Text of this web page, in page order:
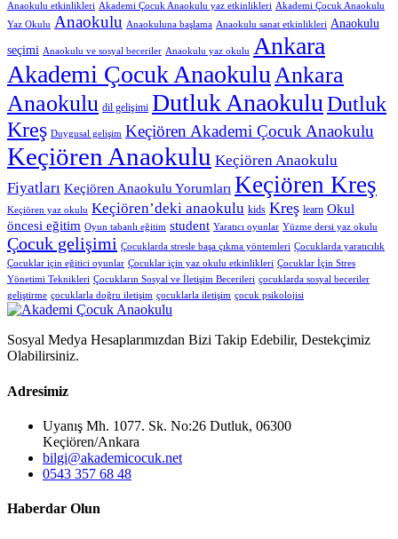
Anaokulu etkinlikleri Akademi Çocuk Anaokulu yaz etkinlikleri Akademi Çocuk Anaokulu
Yaz Okulu Anaokulu Anaokuluna başlama Anaokulu sanat etkinlikleri Anaokulu
seçimi Anaokulu ve sosyal beceriler Anaokulu yaz okulu Ankara
Akademi Çocuk AnaokuluAnkara
Anaokulu dil gelişimi Dutluk AnaokuluDutluk
Kreş Duygusal gelişim Keçiören Akademi Çocuk Anaokulu
Keçiören Anaokulu Keçiören Anaokulu
Fiyatları Keçiören Anaokulu Yorumları Keçiören Kreş
Keçiören yaz okulu Keçiören’deki anaokulu kids Kreş learn Okul
öncesi eğitim Oyun tabanlı eğitim student Yaratıcı oyunlar Yüzme dersi yaz okulu
Çocuk gelişimi Çocuklarda stresle başa çıkma yöntemleri Çocuklarda yaratıcılık
Çocuklar için eğitici oyunlar Çocuklar için yaz okulu etkinlikleri Çocuklar İçin Stres
Yönetimi Teknikleri Çocukların Sosyal ve İletişim Becerileri çocuklarda sosyal beceriler
geliştirme çocuklarla doğru iletişim çocuklarla iletişim çocuk psikolojisi
Sosyal Medya Hesaplarımızdan Bizi Takip Edebilir, Destekçimiz
Olabilirsiniz.
Adresimiz
Uyanış Mh. 1077. Sk. No:26 Dutluk, 06300
Keçiören/Ankara
bilgi@akademicocuk.net
0543 357 68 48
Haberdar Olun